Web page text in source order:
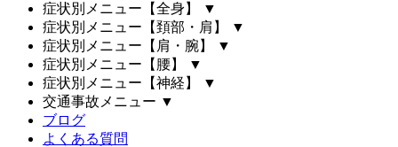
症状別メニュー【全身】
▼
症状別メニュー【頚部・肩】
▼
症状別メニュー【肩・腕】
▼
症状別メニュー【腰】
▼
症状別メニュー【神経】
▼
交通事故メニュー ▼
ブログ
よくある質問